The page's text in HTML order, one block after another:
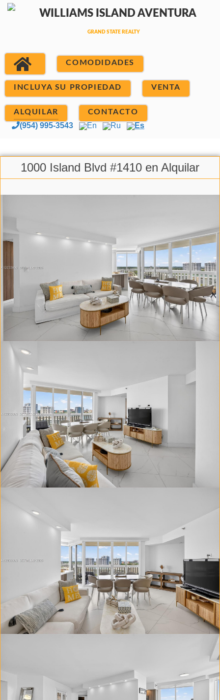
COMODIDADES
INCLUYA SU PROPIEDAD VENTA
ALQUILAR CONTACTO
(954) 995-3543 En Ru Es
1000 Island Blvd #1410 en Alquilar